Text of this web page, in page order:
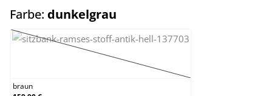
Farbe: dunkelgrau
braun
(Diese Option ist zurzeit nicht verfügbar.)
braun